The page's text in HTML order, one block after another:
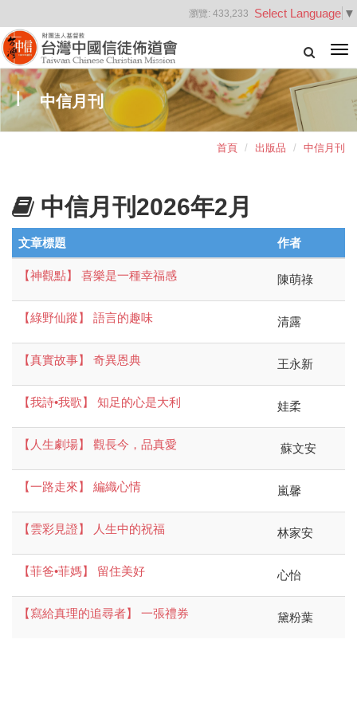
Select Language ▼
瀏覽: 433,233
中信月刊
首頁 出版品 中信月刊
中信月刊2026年2月
文章標題 作者
【神觀點】 喜樂是一種幸福感 陳萌祿
【綠野仙蹤】 語言的趣味 清露
【真實故事】 奇異恩典 王永新
【我詩•我歌】 知足的心是大利 娃柔
【人生劇場】 觀長今，品真愛 蘇文安
【一路走來】 編織心情 嵐馨
【雲彩見證】 人生中的祝福 林家安
【菲爸•菲媽】 留住美好 心怡
【寫給真理的追尋者】 一張禮券 黛粉葉